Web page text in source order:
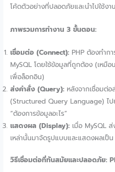
โค้ดตัวอย่างที่ปลอดภัยและนำไปใช้งา
ภาพรวมการทำงาน 3 ขั้นตอน:
เชื่อมต่อ (Connect): PHP ต้องทำก
MySQL โดยใช้ข้อมูลที่ถูกต้อง (เหมื
เพื่อล็อกอิน)
ส่งคำสั่ง (Query): หลังจากเชื่อมต่อ
(Structured Query Language) ไ
“ต้องการข้อมูลอะไร”
แสดงผล (Display): เมื่อ MySQL
เหล่านั้นมาจัดรูปแบบและแสดงผลเป็
วิธีเชื่อมต่อที่ทันสมัยและปลอดภัย: